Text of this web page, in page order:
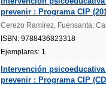
prevenir : Programa CIP
Cerezo Ramírez, Fuensanta;
ISBN: 9788436823318
Ejemplares: 1
Intervención
prevenir : Programa CIP